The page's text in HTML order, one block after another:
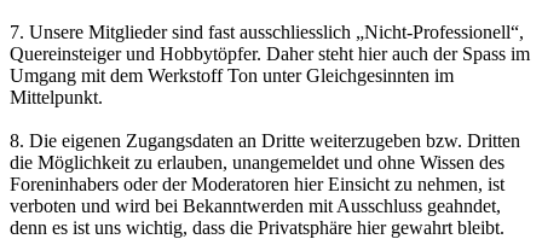
7. Unsere Mitglieder sind fast ausschliesslich „Nicht-Professionell“,
Quereinsteiger und Hobbytöpfer. Daher steht hier auch der Spass im
Umgang mit dem Werkstoff Ton unter Gleichgesinnten im
Mittelpunkt.
8. Die eigenen Zugangsdaten an Dritte weiterzugeben bzw. Dritten
die Möglichkeit zu erlauben, unangemeldet und ohne Wissen des
Foreninhabers oder der Moderatoren hier Einsicht zu nehmen, ist
verboten und wird bei Bekanntwerden mit Ausschluss geahndet,
denn es ist uns wichtig, dass die Privatsphäre hier gewahrt bleibt.